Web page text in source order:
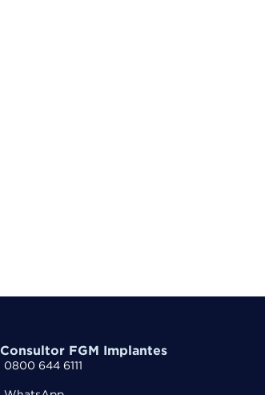
Consultor FGM Implantes
0800 644 6111